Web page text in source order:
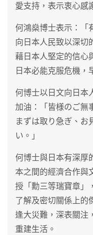
愛支持，表示衷心感
何鴻燊博士表示：「
向日本人民致以深切
藉日本人堅定的信心
日本必能克服危機，
何博士以日文向日本
加油：「皆様のご無
まずは取り急ぎ、お
い。」
何博士與日本有深厚
本之間的經濟合作與
授「勳三等瑞寶章」
了解及密切關係上的
逢大災難，深表關注
重建生活。